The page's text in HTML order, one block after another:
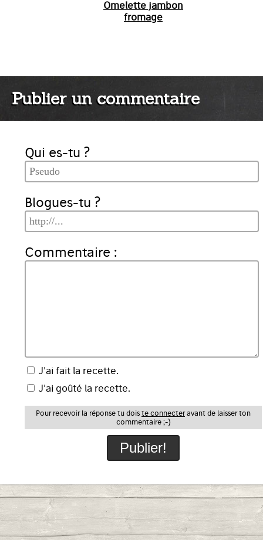
Omelette jambon
fromage
Publier un commentaire
Qui es-tu ?
Blogues-tu ?
Commentaire :
J'ai fait la recette.
J'ai goûté la recette.
Pour recevoir la réponse tu dois te connecteravant de laisser ton
commentaire ;-)